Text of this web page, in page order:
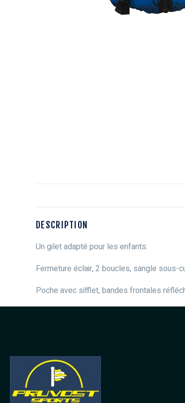
DESCRIPTION
Un gilet adapté pour les enfants.
Fermeture éclair, 2 boucles, sangle sous-
Poche avec sifflet, bandes frontales